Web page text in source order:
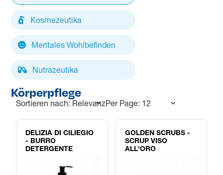
Kosmezeutika
Mentales Wohlbefinden
Nutrazeutika
Körperpflege
Sortieren nach: RelevanzPer Page: 12
DELIZIA DI CILIEGIO
- BURRO
DETERGENTE
GOLDEN SCRUBS -
SCRUP VISO
ALL'ORO